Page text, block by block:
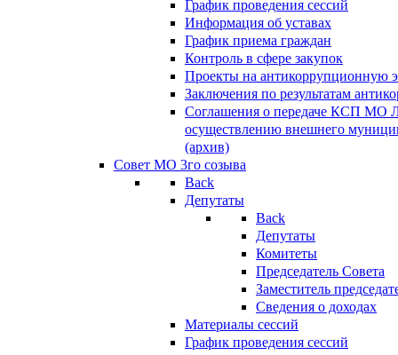
График проведения сессий
Информация об уставах
График приема граждан
Контроль в сфере закупок
Проекты на антикоррупционную
Заключения по результатам
Соглашения о передаче КСП МО
осуществлению внешнего
(архив)
Совет МО 3го созыва
Back
Депутаты
Back
Депутаты
Комитеты
Председатель Совета
Заместитель
Сведения о доходах
Материалы сессий
График проведения сессий